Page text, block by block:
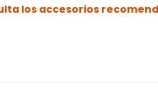
los accesorios